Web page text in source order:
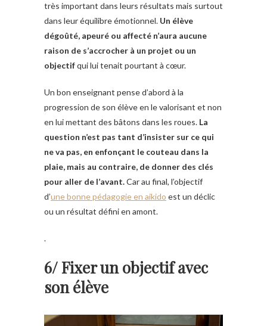
très important dans leurs résultats mais surtout
dans leur équilibre émotionnel. Un élève
dégoûté, apeuré ou affecté n’aura aucune
raison de s’accrocher à un projet ou un
objectifqui lui tenait pourtant à cœur.
Un bon enseignant pense d’abord à la
progression de son élève en le valorisant et non
en lui mettant des bâtons dans les roues. La
question n’est pas tant d’insister sur ce qui
ne va pas, en enfonçant le couteau dans la
plaie, mais au contraire, de donner des clés
pour aller de l’avant.Car au final, l’objectif
d’une bonne pédagogie en aikido est un déclic
ou un résultat défini en amont.
.
6/ Fixer un objectif avec
son élève